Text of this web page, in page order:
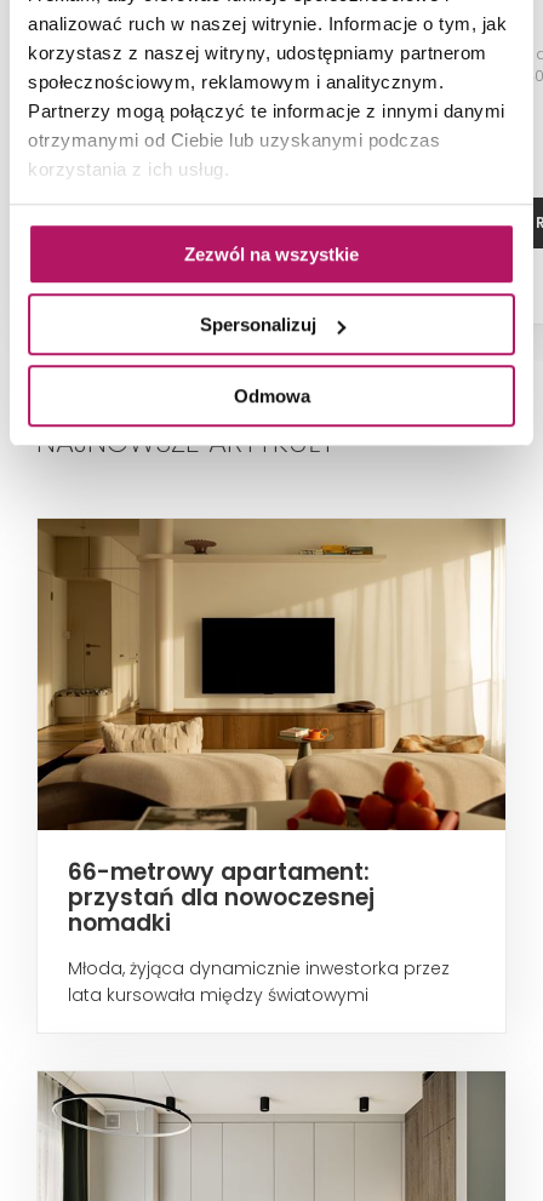
analizować ruch w naszej witrynie. Informacje o tym, jak
korzystasz z naszej witryny, udostępniamy partnerom
społecznościowym, reklamowym i analitycznym.
Partnerzy mogą połączyć te informacje z innymi danymi
otrzymanymi od Ciebie lub uzyskanymi podczas
korzystania z ich usług.
Zezwól na wszystkie
Spersonalizuj
Odmowa
Mindanao Term 02
Płytka dekoracyjna, podłogowa,
60x60 cm
ZOBACZ PRODUKT
Płytka ścienna
struktura,
ZOBACZ
NAJNOWSZE ARTYKUŁY
66-metrowy apartament:
przystań dla nowoczesnej
nomadki
Młoda, żyjąca dynamicznie inwestorka przez
lata kursowała między światowymi